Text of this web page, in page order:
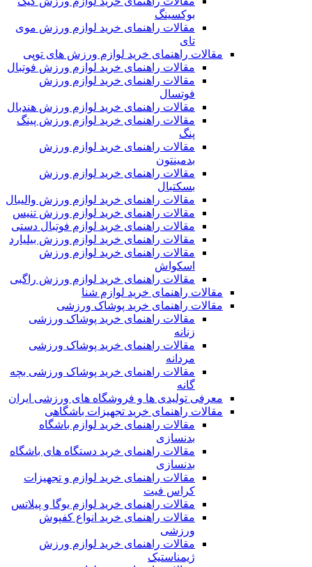
بوکسینگ
مقالات راهنمای خرید لوازم ورزش موی
تای
مقالات راهنمای خرید لوازم ورزش های توپی
مقالات راهنمای خرید لوازم ورزش فوتبال
مقالات راهنمای خرید لوازم ورزش
فوتسال
مقالات راهنمای خرید لوازم ورزش هندبال
مقالات راهنمای خرید لوازم ورزش پینگ
پنگ
مقالات راهنمای خرید لوازم ورزش
بدمینتون
مقالات راهنمای خرید لوازم ورزش
بسکتبال
مقالات راهنمای خرید لوازم ورزش والیبال
مقالات راهنمای خرید لوازم ورزش تنیس
مقالات راهنمای خرید لوازم فوتبال دستی
مقالات راهنمای خرید لوازم ورزش بیلیارد
مقالات راهنمای خرید لوازم ورزش
اسکواش
مقالات راهنمای خرید لوازم ورزش راگبی
مقالات راهنمای خرید لوازم شنا
مقالات راهنمای خرید پوشاک ورزشی
مقالات راهنمای خرید پوشاک ورزشی
زنانه
مقالات راهنمای خرید پوشاک ورزشی
مردانه
مقالات راهنمای خرید پوشاک ورزشی بچه
گانه
معرفی تولیدی ها و فروشگاه های ورزشی ایران
مقالات راهنمای خرید تجهیزات باشگاهی
مقالات راهنمای خرید لوازم باشگاه
بدنسازی
مقالات راهنمای خرید دستگاه های باشگاه
بدنسازی
مقالات راهنمای خرید لوازم و تجهیزات
کراس فیت
مقالات راهنمای خرید لوازم یوگا و پیلاتس
مقالات راهنمای خرید انواع کفپوش
ورزشی
مقالات راهنمای خرید لوازم ورزش
ژیمناستیک